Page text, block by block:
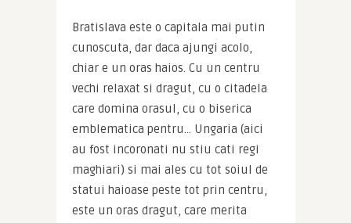
Bratislava este o capitala mai putin
cunoscuta, dar daca ajungi acolo,
chiar e un oras haios. Cu un centru
vechi relaxat si dragut, cu o citadela
care domina orasul, cu o biserica
emblematica pentru… Ungaria (aici
au fost incoronati nu stiu cati regi
maghiari) si mai ales cu tot soiul de
statui haioase peste tot prin centru,
este un oras dragut, care merita